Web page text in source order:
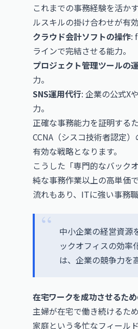
これまでの事務経験を活か
ルスキルの掛け合わせが有効
クラウド会計ソフトの操作:
ラインで完結させる能力。
プロジェクト管理ツールの
力。
SNS運用代行: 企業の公式X
力。
正確な事務能力を証明する
CCNA（シスコ技術者認定）
有効な戦略となります。
こうした「専門的なバック
純な事務作業以上の高単価
流れもあり、ITに強い事務
中小企業の経営資源
ックオフィスの効率
は、企業の競争力を
在宅ワークを成功させるた
主婦が在宅で働き続けるた
家庭という多忙なフィール